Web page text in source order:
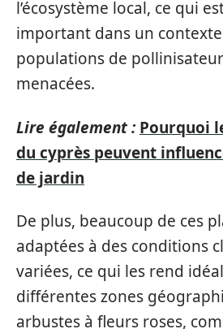
l’écosystème local, ce qui
important dans un
populations de
menacées.
Lire également : Pourquoi
du cyprès peuvent
de jardin
De plus, beaucoup de ces
adaptées à des conditions
variées, ce qui les rend
différentes zones
arbustes à fleurs roses,